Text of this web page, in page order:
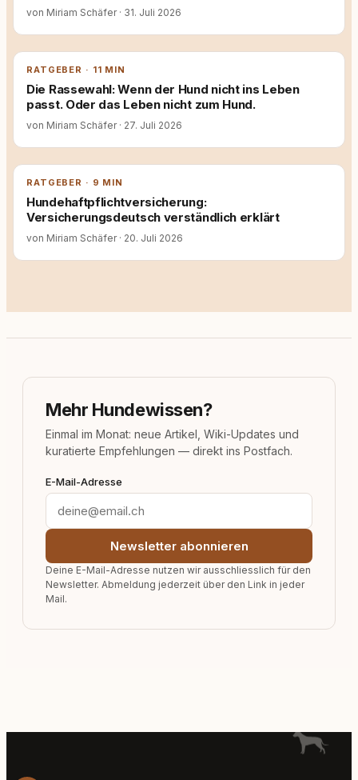
von Miriam Schäfer · 31. Juli 2026
RATGEBER · 11 MIN
Die Rassewahl: Wenn der Hund nicht ins Leben
passt. Oder das Leben nicht zum Hund.
von Miriam Schäfer · 27. Juli 2026
RATGEBER · 9 MIN
Hundehaftpflichtversicherung:
Versicherungsdeutsch verständlich erklärt
von Miriam Schäfer · 20. Juli 2026
Mehr Hundewissen?
Einmal im Monat: neue Artikel, Wiki-Updates und
kuratierte Empfehlungen — direkt ins Postfach.
E-Mail-Adresse
Newsletter abonnieren
Deine E-Mail-Adresse nutzen wir ausschliesslich für den
Newsletter. Abmeldung jederzeit über den Link in jeder
Mail.